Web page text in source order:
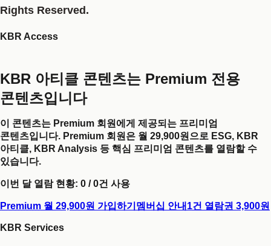
Rights Reserved.
KBR Access
KBR 아티클 콘텐츠는 Premium 전용
콘텐츠입니다
이 콘텐츠는 Premium 회원에게 제공되는 프리미엄
콘텐츠입니다. Premium 회원은 월 29,900원으로 ESG, KBR
아티클, KBR Analysis 등 핵심 프리미엄 콘텐츠를 열람할 수
있습니다.
이번 달 열람 현황: 0 /0건 사용
Premium 월 29,900원 가입하기 멤버십 안내 1건 열람권 3,900원
KBR Services